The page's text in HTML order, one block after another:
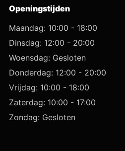
Openingstijden
Maandag: 10:00 - 18:00
Dinsdag: 12:00 - 20:00
Woensdag: Gesloten
Donderdag: 12:00 - 20:00
Vrijdag: 10:00 - 18:00
Zaterdag: 10:00 - 17:00
Zondag: Gesloten